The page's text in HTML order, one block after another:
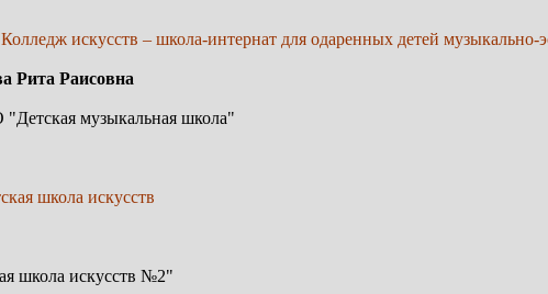
искусств – школа-интернат для одаренных детей музыкально-
Рита Раисовна
музыкальная школа"
школа искусств
школа искусств №2"